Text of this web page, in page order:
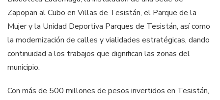
Zapopan al Cubo en Villas de Tesistán, el Parque de la
Mujer y la Unidad Deportiva Parques de Tesistán, así como
la modernización de calles y vialidades estratégicas, dando
continuidad a los trabajos que dignifican las zonas del
municipio.
Con más de 500 millones de pesos invertidos en Tesistán,